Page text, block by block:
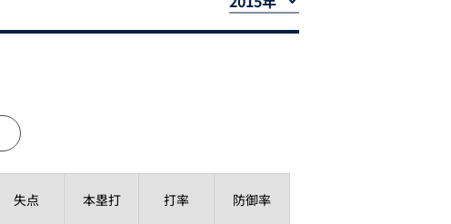
失点 本塁打 打率 防御率